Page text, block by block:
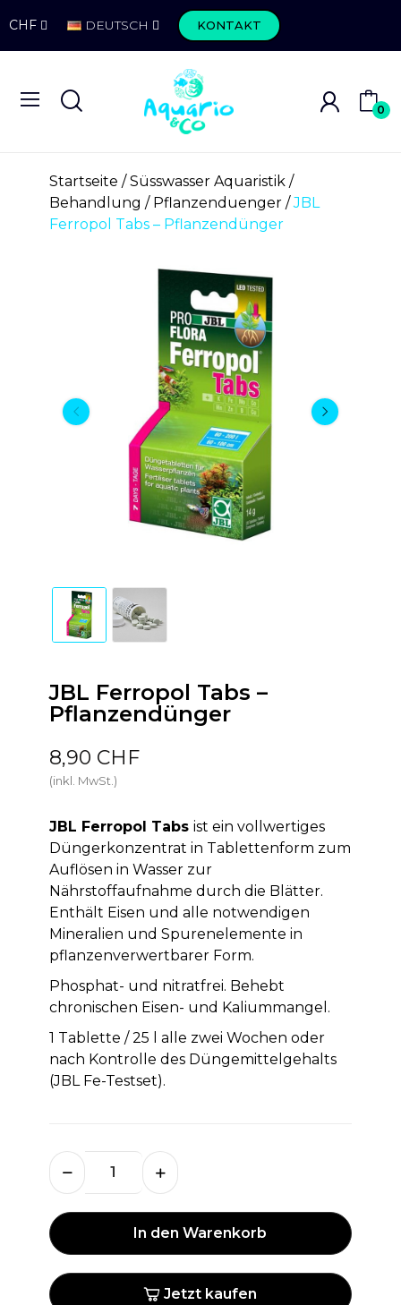
CHF DEUTSCH KONTAKT
0
Startseite
Süsswasser Aquaristik
Behandlung
Pflanzenduenger
JBL
Ferropol Tabs – Pflanzendünger
JBL Ferropol Tabs –
Pflanzendünger
8,90 CHF
(inkl. MwSt.)
JBL Ferropol Tabs ist ein vollwertiges
Düngerkonzentrat in Tablettenform zum
Auflösen in Wasser zur
Nährstoffaufnahme durch die Blätter.
Enthält Eisen und alle notwendigen
Mineralien und Spurenelemente in
pflanzenverwertbarer Form.
Phosphat- und nitratfrei. Behebt
chronischen Eisen- und Kaliummangel.
1 Tablette / 25 l alle zwei Wochen oder
nach Kontrolle des Düngemittelgehalts
(JBL Fe-Testset).
In den Warenkorb
Jetzt kaufen